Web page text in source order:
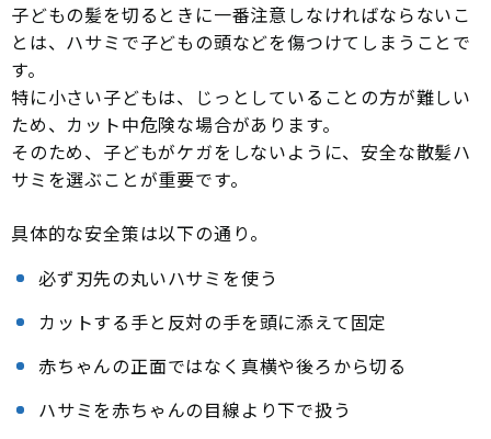
子どもの髪を切るときに一番注意しなければならないこ
とは、ハサミで子どもの頭などを傷つけてしまうことで
す。
特に小さい子どもは、じっとしていることの方が難しい
ため、カット中危険な場合があります。
そのため、子どもがケガをしないように、安全な散髪ハ
サミを選ぶことが重要です。
具体的な安全策は以下の通り。
必ず刃先の丸いハサミを使う
カットする手と反対の手を頭に添えて固定
赤ちゃんの正面ではなく真横や後ろから切る
ハサミを赤ちゃんの目線より下で扱う